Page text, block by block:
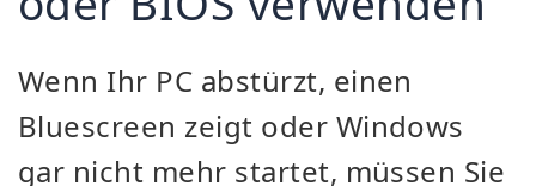
Wenn Ihr PC abstürzt, einen
Bluescreen zeigt oder Windows
gar nicht mehr startet, müssen Sie